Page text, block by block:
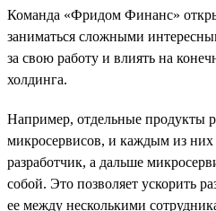
Команда «Фридом Финанс»
заниматься сложными
за свою работу и влиять на
холдинга.
Например, отдельные продукты
микросервисов, и каждым из них
разработчик, а дальше
собой. Это позволяет ускорить
ее между несколькими